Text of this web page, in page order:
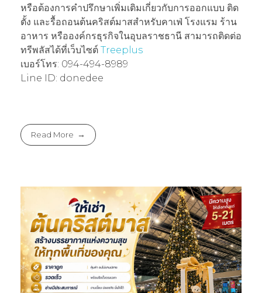
หรือต้องการคำปรึกษาเพิ่มเติมเกี่ยวกับการออกแบบ ติด
ตั้ง และรื้อถอนต้นคริสต์มาสสำหรับคาเฟ่ โรงแรม ร้าน
อาหาร หรือองค์กรธุรกิจในอุบลราชธานี สามารถติดต่อ
ทรีพลัสได้ที่เว็บไซต์ Treeplus
เบอร์โทร: 094-494-8989
Line ID: donedee
Read More